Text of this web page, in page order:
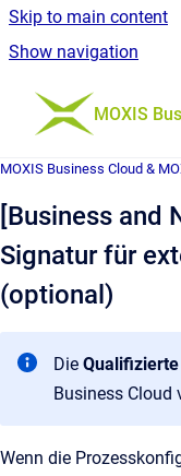
Skip to main content
Show navigation
Go to
MOXIS
MOXIS Business Cloud &
[Business and
Signatur für
(optional)
Die
Business Cloud
Wenn die